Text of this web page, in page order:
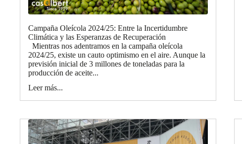
Campaña Oleícola 2024/25: Entre la Incertidumbre
Climática y las Esperanzas de Recuperación
Mientras nos adentramos en la campaña oleícola
2024/25, existe un cauto optimismo en el aire. Aunque la
previsión inicial de 3 millones de toneladas para la
producción de aceite...
Leer más...